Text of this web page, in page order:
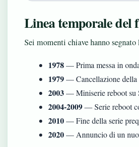
Linea temporale del
Sei momenti chiave hanno
1978— Prima messa in
1979— Cancellazione della
2003— Miniserie reboot
2004-2009— Serie reboot
2010— Fine della serie
2020— Annuncio di un